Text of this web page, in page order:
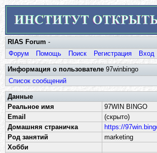
RIAS Forum -
Форум
Помощь Поиск Регистрация Вход
Информация о пользователе 97winbingo
Список сообщений
Данные
Реальное имя
97WIN BINGO
Email
(скрыто)
Домашняя страничка
https://
Род занятий
marketing
Хобби